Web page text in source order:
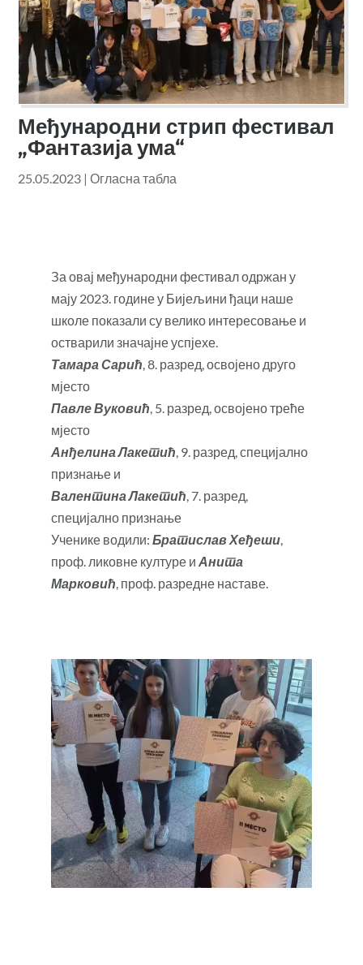
Међународни стрип фестивал
„Фантазија ума“
25.05.2023 |Огласна табла
За овај међународни фестивал одржан у
мају 2023. године у Бијељини ђаци наше
школе показали су велико интересовање и
остварили значајне успјехе.
Тамара Сарић, 8. разред, освојено друго
мјесто
Павле Вуковић, 5. разред, освојено треће
мјесто
Анђелина Лакетић, 9. разред, специјално
признање и
Валентина Лакетић, 7. разред,
специјално признање
Ученике водили: Братислав Хеђеши,
проф. ликовне културе и Анита
Марковић, проф. разредне наставе.